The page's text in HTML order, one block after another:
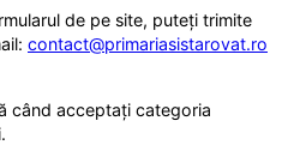
de pe site, puteți trimite
contact@primariasistarovat.ro
când acceptați categoria